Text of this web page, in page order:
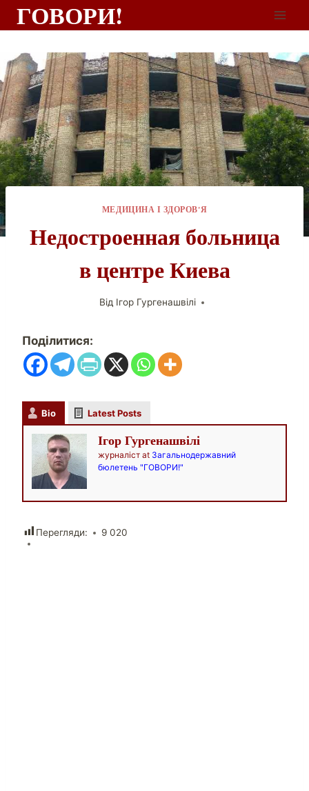
ГОВОРИ!
МЕДИЦИНА І ЗДОРОВ'Я
Недостроенная больница
в центре Киева
Від Ігор Гургенашвілі
Поділитися:
Bio Latest Posts
Ігор Гургенашвілі
журналіст at Загальнодержавний
бюлетень "ГОВОРИ!"
Перегляди: 9 020